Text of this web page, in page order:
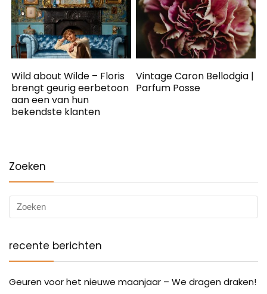
Wild about Wilde – Floris
brengt geurig eerbetoon
aan een van hun
bekendste klanten
Vintage Caron Bellodgia |
Parfum Posse
Zoeken
recente berichten
Geuren voor het nieuwe maanjaar – We dragen draken!